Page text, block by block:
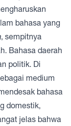
bahasa yang
, sempitnya
Bahasa daerah
politik. Di
medium
bahasa
domestik,
jelas bahwa